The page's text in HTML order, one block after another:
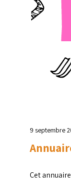
9 septembre
Cet